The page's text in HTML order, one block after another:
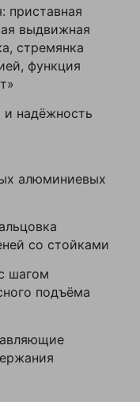
приставная
выдвижная
стремянка
функция
и надёжность
алюминиевых
со стойками
шагом
подъёма